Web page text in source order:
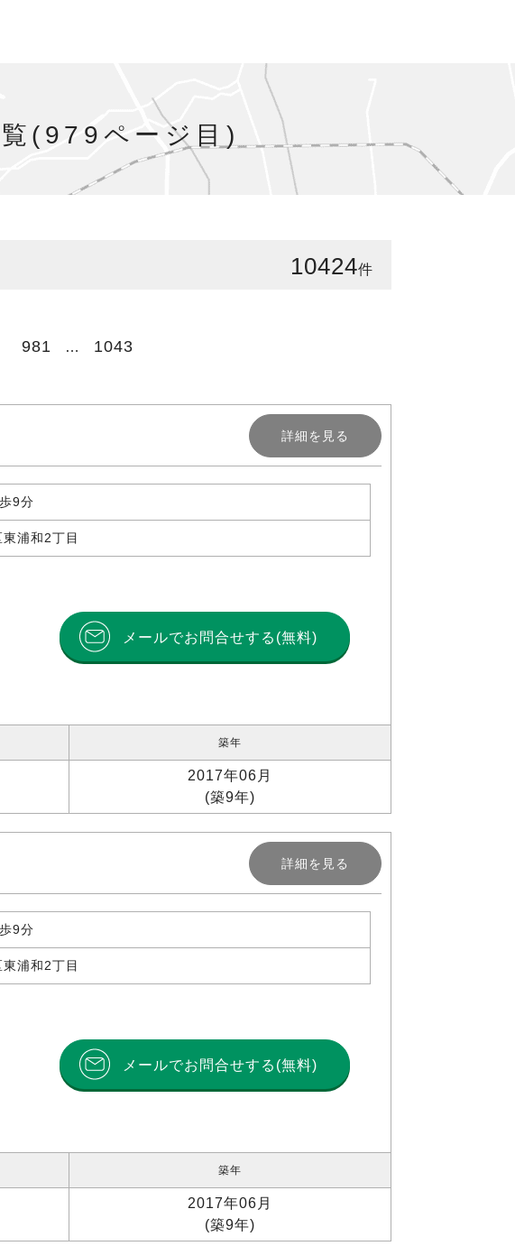
(979ページ目)
10424件
981 … 1043
詳細を見る
9分
浦和2丁目
メールでお問合せする(無料)
築年
2017年06月
(築9年)
詳細を見る
9分
浦和2丁目
メールでお問合せする(無料)
築年
2017年06月
(築9年)